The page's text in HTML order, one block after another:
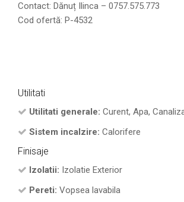
Contact: Dănuț Ilinca – 0757.575.773
Cod ofertă: P-4532
Utilitati
Utilitati generale: Curent, Apa,
Sistem incalzire: Calorifere
Finisaje
Izolatii: Izolatie Exterior
Pereti: Vopsea lavabila